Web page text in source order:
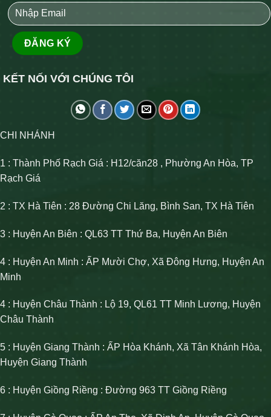
KẾT NỐI VỚI CHÚNG TÔI
CHI NHÁNH
1 : Thành Phố Rạch Giá : H12/căn28 , Phường An Hòa, TP
Rạch Giá
2 : TX Hà Tiên : 28 Đường Chi Lăng, Bình San, TX Hà Tiên
3 : Huyện An Biên : QL63 TT Thứ Ba, Huyện An Biên
4 : Huyện An Minh : ẤP Mười Chợ, Xã Đông Hưng, Huyện An
Minh
4 : Huyện Châu Thành : Lộ 19, QL61 TT Minh Lương, Huyện
Châu Thành
5 : Huyện Giang Thành : ẤP Hòa Khánh, Xã Tân Khánh Hòa,
Huyện Giang Thành
6 : Huyện Giồng Riềng : Đường 963 TT Giồng Riềng